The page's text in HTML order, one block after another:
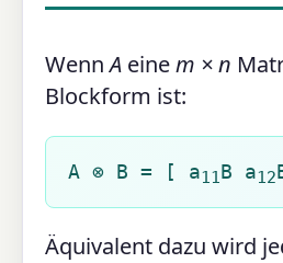
WennA einem × n
Blockform ist:
A ⊗ B = [ a11B a12
Äquivalent dazu wird